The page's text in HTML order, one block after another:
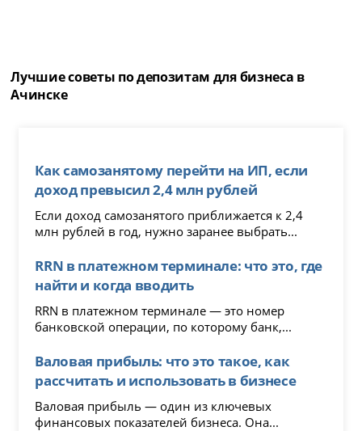
Лучшие советы по депозитам для бизнеса в
Ачинске
Как самозанятому перейти на ИП, если
доход превысил 2,4 млн рублей
Если доход самозанятого приближается к 2,4
млн рублей в год, нужно заранее выбрать...
RRN в платежном терминале: что это, где
найти и когда вводить
RRN в платежном терминале — это номер
банковской операции, по которому банк,...
Валовая прибыль: что это такое, как
рассчитать и использовать в бизнесе
Валовая прибыль — один из ключевых
финансовых показателей бизнеса. Она...